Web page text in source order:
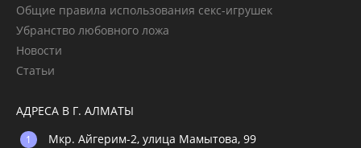
Общие правила использования секс-игрушек
Убранство любовного ложа
Новости
Статьи
АДРЕСА В Г. АЛМАТЫ
Мкр. Айгерим-2, улица Мамытова, 99